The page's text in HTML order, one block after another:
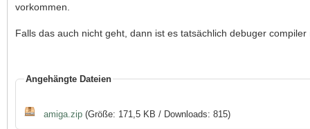
vorkommen.
Falls das auch nicht geht, dann ist es tatsächlich debuger
Angehängte Dateien
amiga.zip (Größe: 171,5 KB / Downloads: 815)